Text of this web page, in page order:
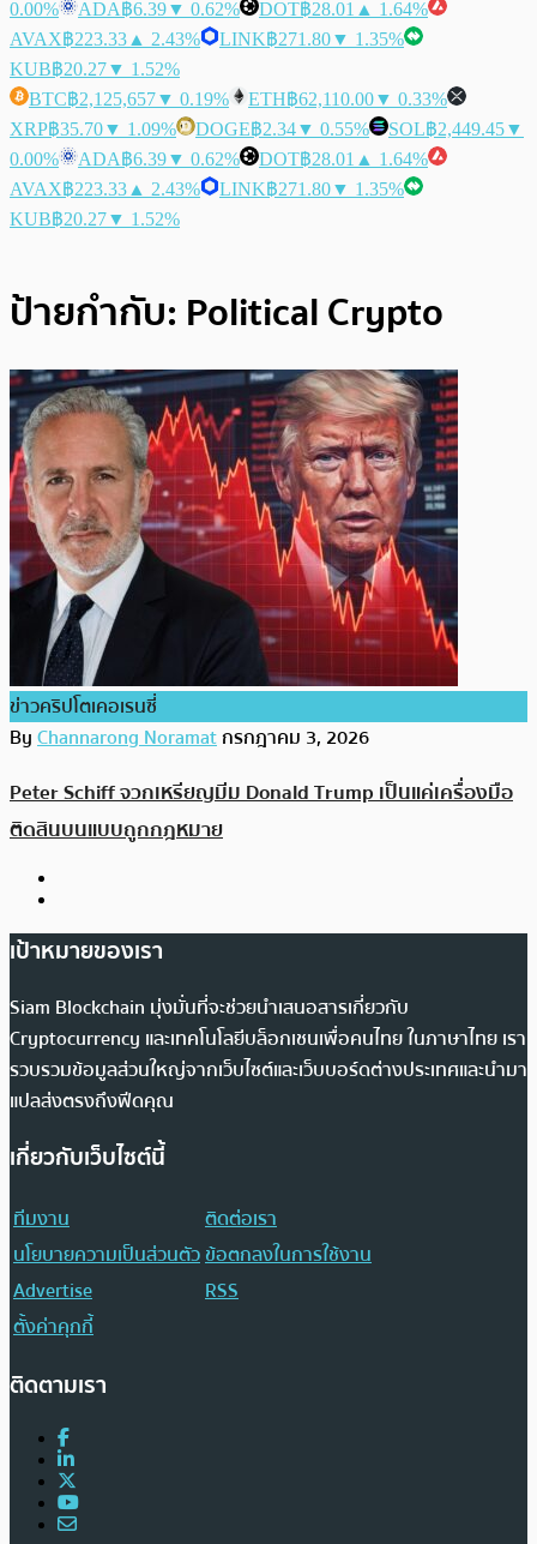
0.00%
ADA฿6.39▼ 0.62% DOT฿28.01 ▲ 1.64%
AVAX฿223.33 ▲ 2.43% LINK฿271.80▼ 1.35%
KUB฿20.27▼ 1.52%
BTC฿2,125,657▼ 0.19% ETH฿62,110.00▼ 0.33%
XRP฿35.70▼ 1.09% DOGE฿2.34▼ 0.55% SOL฿2,449.45▼
0.00%
ADA฿6.39▼ 0.62% DOT฿28.01 ▲ 1.64%
AVAX฿223.33 ▲ 2.43% LINK฿271.80▼ 1.35%
KUB฿20.27▼ 1.52%
ป้ายกำกับ: Political Crypto
ข่าวคริปโตเคอเรนซี่
ByChannarong Noramatกรกฎาคม 3, 2026
Peter Schiff จวกเหรียญมีม Donald Trump เป็นแค่เครื่องมือ
ติดสินบนแบบถูกกฎหมาย
เป้าหมายของเรา
Siam Blockchain มุ่งมั่นที่จะช่วยนำเสนอสารเกี่ยวกับ
Cryptocurrency และเทคโนโลยีบล็อกเชนเพื่อคนไทย ในภาษาไทย เรา
รวบรวมข้อมูลส่วนใหญ่จากเว็บไซต์และเว็บบอร์ดต่างประเทศและนำมา
แปลส่งตรงถึงฟีดคุณ
เกี่ยวกับเว็บไซต์นี้
ทีมงาน
ติดต่อเรา
นโยบายความเป็นส่วนตัวข้อตกลงในการใช้งาน
Advertise
RSS
ตั้งค่าคุกกี้
ติดตามเรา